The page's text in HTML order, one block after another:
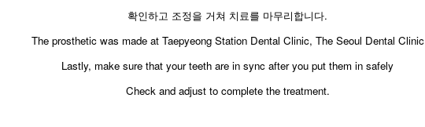
확인하고 조정을 거쳐 치료를 마무리합니다.
​The prosthetic was made at Taepyeong Station Dental Clinic, The Seoul Dental Clinic
Lastly, make sure that your teeth are in sync after you put them in safely
Check and adjust to complete the treatment.